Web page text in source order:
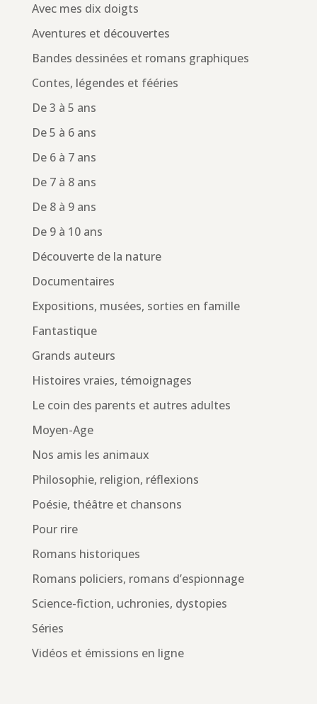
Avec mes dix doigts
Aventures et découvertes
Bandes dessinées et romans graphiques
Contes, légendes et fééries
De 3 à 5 ans
De 5 à 6 ans
De 6 à 7 ans
De 7 à 8 ans
De 8 à 9 ans
De 9 à 10 ans
Découverte de la nature
Documentaires
Expositions, musées, sorties en famille
Fantastique
Grands auteurs
Histoires vraies, témoignages
Le coin des parents et autres adultes
Moyen-Age
Nos amis les animaux
Philosophie, religion, réflexions
Poésie, théâtre et chansons
Pour rire
Romans historiques
Romans policiers, romans d’espionnage
Science-fiction, uchronies, dystopies
Séries
Vidéos et émissions en ligne